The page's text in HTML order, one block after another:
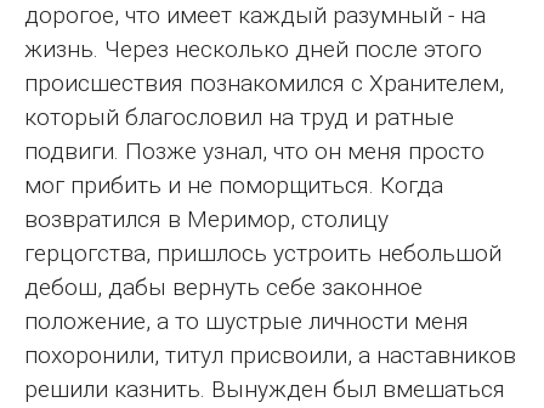
дорогое, что имеет каждый разумный - на
жизнь. Через несколько дней после этого
происшествия познакомился с Хранителем,
который благословил на труд и ратные
подвиги. Позже узнал, что он меня просто
мог прибить и не поморщиться. Когда
возвратился в Меримор, столицу
герцогства, пришлось устроить небольшой
дебош, дабы вернуть себе законное
положение, а то шустрые личности меня
похоронили, титул присвоили, а наставников
решили казнить. Вынужден был вмешаться